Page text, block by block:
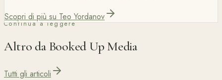
Scopri di più su Teo Yordanov
Continua a leggere
Altro da Booked Up Media
Tutti gli articoli